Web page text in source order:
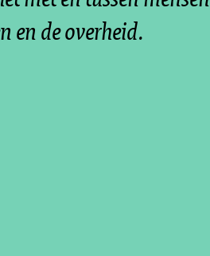
en de overheid.